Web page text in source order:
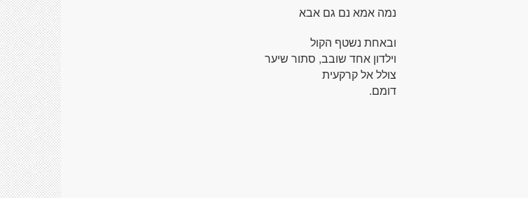
נמה אמא נם גם אבא
ובאחת נשטף הקול
וילדון אחד שובב, סתור שיער
צולל אל קרקעית
דומם.